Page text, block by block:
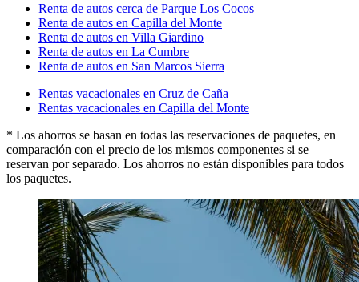
Renta de autos cerca de Parque Los Cocos
Renta de autos en Capilla del Monte
Renta de autos en Villa Giardino
Renta de autos en La Cumbre
Renta de autos en San Marcos Sierra
Rentas vacacionales en Cruz de Caña
Rentas vacacionales en Capilla del Monte
* Los ahorros se basan en todas las reservaciones de paquetes, en
comparación con el precio de los mismos componentes si se
reservan por separado. Los ahorros no están disponibles para todos
los paquetes.